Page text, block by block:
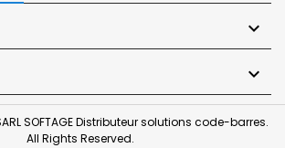


SOFTAGE Distributeur solutions code-barres.
All Rights Reserved.